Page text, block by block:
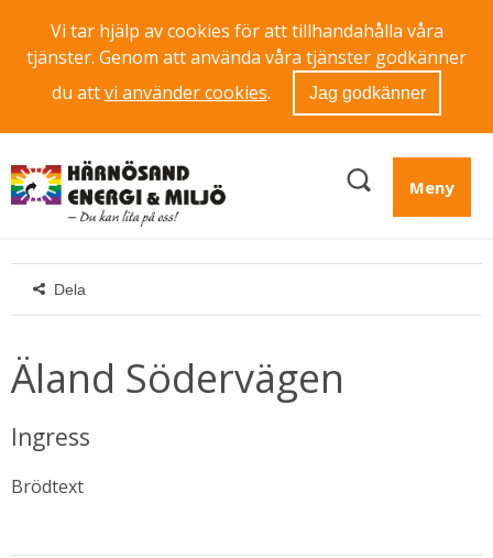
Vi tar hjälp av cookies för att tillhandahålla våra
tjänster. Genom att använda våra tjänster godkänner
du attvi använder cookies. Jag godkänner
Meny
Dela
Äland Södervägen
Ingress
Brödtext